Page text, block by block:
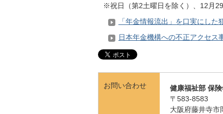
※祝日（第2土曜日を除く）、12月
「年金情報流出」を口実にした
日本年金機構への不正アクセス
お問い合わせ
健康福祉部 保
〒583-8583
大阪府藤井寺市